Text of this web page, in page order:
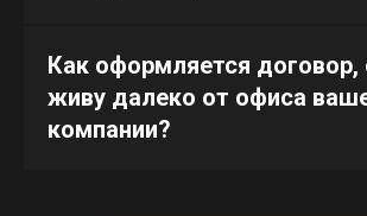
Как оформляется договор,
живу далеко от офиса
компании?